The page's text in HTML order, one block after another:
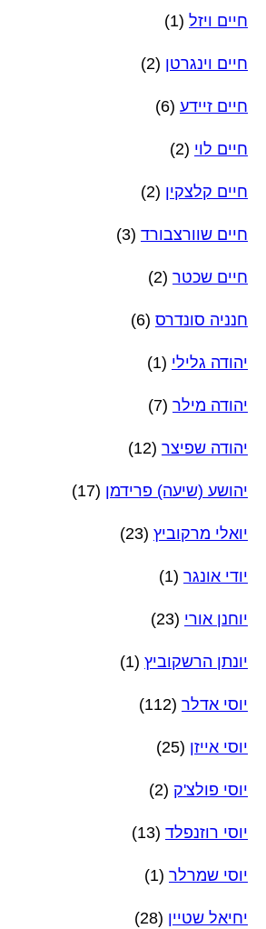
חיים ויזל (1)
חיים וינגרטן (2)
חיים זיידע (6)
חיים לוי (2)
חיים קלצקין (2)
חיים שוורצבורד (3)
חיים שכטר (2)
חנניה סונדרס (6)
יהודה גלילי (1)
יהודה מילר (7)
יהודה שפיצר (12)
יהושע (שיעה) פרידמן (17)
יואלי מרקוביץ (23)
יודי אונגר (1)
יוחנן אורי (23)
יונתן הרשקוביץ (1)
יוסי אדלר (112)
יוסי אייזן (25)
יוסי פולצ'ק (2)
יוסי רוזנפלד (13)
יוסי שמרלר (1)
יחיאל שטיין (28)